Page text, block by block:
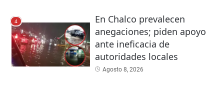
4
En Chalco prevalecen
anegaciones; piden apoyo
ante ineficacia de
autoridades locales
Agosto 8, 2026